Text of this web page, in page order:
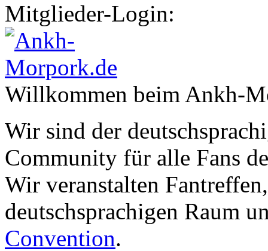
Mitglieder-Login:
Willkommen beim Ankh-
Wir sind der
Community für alle Fans
Wir veranstalten
deutschsprachigen Raum
Convention.